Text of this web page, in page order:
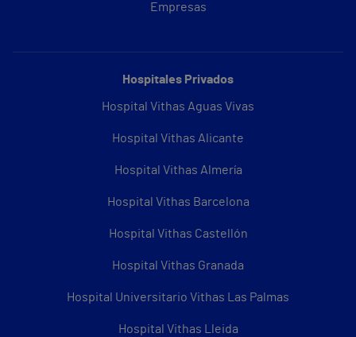
Empresas
Hospitales Privados
Hospital Vithas Aguas Vivas
Hospital Vithas Alicante
Hospital Vithas Almería
Hospital Vithas Barcelona
Hospital Vithas Castellón
Hospital Vithas Granada
Hospital Universitario Vithas Las Palmas
Hospital Vithas Lleida